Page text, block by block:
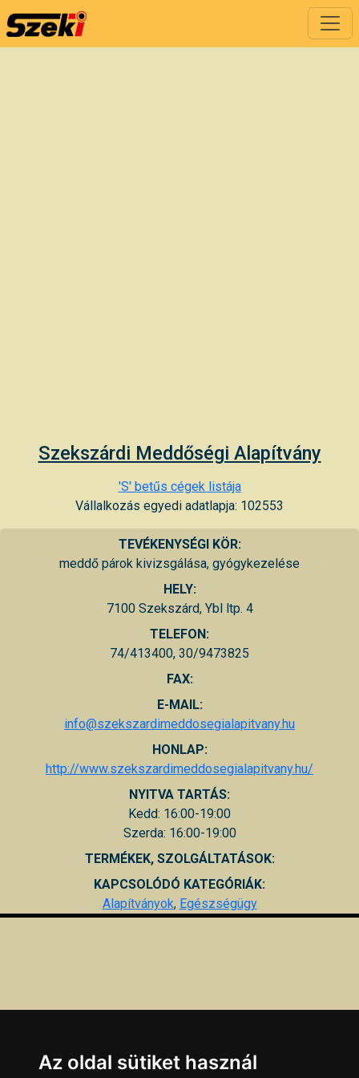
Szekszárdi Meddőségi Alapítvány
'S' betűs cégek listája
Vállalkozás egyedi adatlapja: 102553
TEVÉKENYSÉGI KÖR:
meddő párok kivizsgálása, gyógykezelése
HELY:
7100 Szekszárd, Ybl ltp. 4
TELEFON:
74/413400, 30/9473825
FAX:
E-MAIL:
info@szekszardimeddosegialapitvany.hu
HONLAP:
http://www.szekszardimeddosegialapitvany.hu/
NYITVA TARTÁS:
Kedd: 16:00-19:00
Szerda: 16:00-19:00
TERMÉKEK, SZOLGÁLTATÁSOK:
KAPCSOLÓDÓ KATEGÓRIÁK:
Alapítványok, Egészségügy
Az oldal sütiket használ